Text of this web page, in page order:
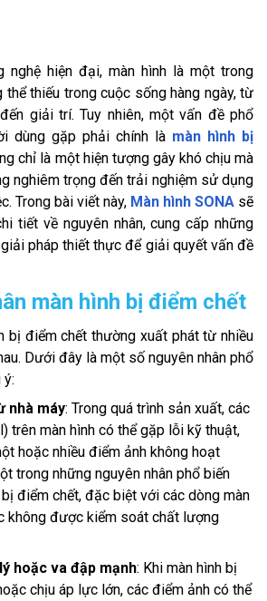
nghệ hiện đại, màn hình là một trong
thể thiếu trong cuộc sống hàng ngày, từ
giải trí. Tuy nhiên, một vấn đề phổ
dùng gặp phải chính là màn hình bị
chỉ là một hiện tượng gây khó chịu mà
nghiêm trọng đến trải nghiệm sử dụng
Trong bài viết này, Màn hình SONA sẽ
tiết về nguyên nhân, cung cấp những
pháp thiết thực để giải quyết vấn đề
màn hình bị điểm chết
bị điểm chết thường xuất phát từ nhiều
Dưới đây là một số nguyên nhân phổ
ý:
nhà máy: Trong quá trình sản xuất, các
trên màn hình có thể gặp lỗi kỹ thuật,
hoặc nhiều điểm ảnh không hoạt
trong những nguyên nhân phổ biến
bị điểm chết, đặc biệt với các dòng màn
không được kiểm soát chất lượng
hoặc va đập mạnh: Khi màn hình bị
chịu áp lực lớn, các điểm ảnh có thể